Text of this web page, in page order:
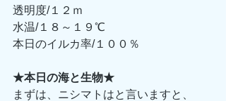
透明度/１２ｍ
水温/１８～１９℃
本日のイルカ率/１００％
★本日の海と生物★
まずは、ニシマトはと言いますと、